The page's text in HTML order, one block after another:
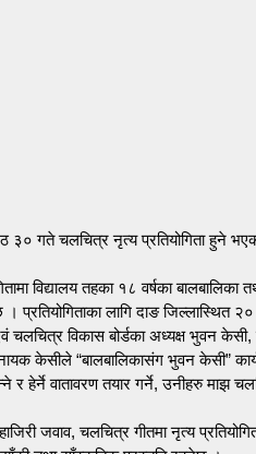
गते चलचित्र नृत्य प्रतियोगिता हुने
विद्यालय तहका १८ वर्षका
। प्रतियोगिताका लागि दाङ
चलचित्र विकास बोर्डका अध्यक्ष भुवन
केसीले “बालबालिकासंग भुवन केसी”
र हेर्ने वातावरण तयार गर्ने, उनीहरु माझ
जवाव, चलचित्र गीतमा नृत्य